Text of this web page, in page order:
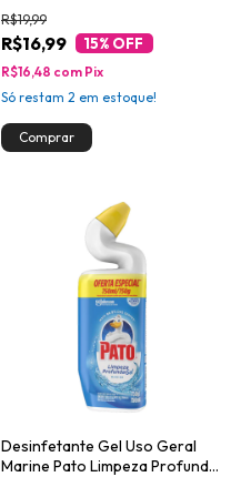
R$16,99
R$19,99
15% OFF
R$16,48 com Pix
Só restam 2 em estoque!
Desinfetante Gel Uso Geral
Marine Pato Limpeza Profunda